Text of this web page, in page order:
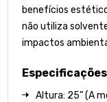
benefícios
não utiliza
impactos
Especificações
Altura: 25” (A